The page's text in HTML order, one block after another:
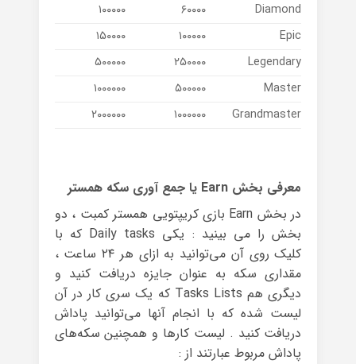
Diamond
۶۰۰۰۰
۱۰۰۰۰۰
Epic
۱۰۰۰۰۰
۱۵۰۰۰۰
Legendary
۲۵۰۰۰۰
۵۰۰۰۰۰
Master
۵۰۰۰۰۰
۱۰۰۰۰۰۰
Grandmaster
۱۰۰۰۰۰۰ ۲۰۰۰۰۰۰
معرفی بخش Earn یا جمع آوری سکه همستر
در بخش Earn بازی کریپتویی همستر کمبت ، دو
بخش را می بینید : یکی Daily tasks که با
کلیک روی آن می‌توانید به ازای هر ۲۴ ساعت ،
مقداری سکه به عنوان جایزه دریافت کنید و
دیگری هم Tasks Lists که یک سری کار در آن
لیست شده که با انجام آنها می‌توانید پاداش
دریافت کنید . لیست کارها و همچنین سکه‌های
پاداش مربوط عبارتند از :